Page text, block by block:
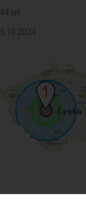
44 let
5.10.2024